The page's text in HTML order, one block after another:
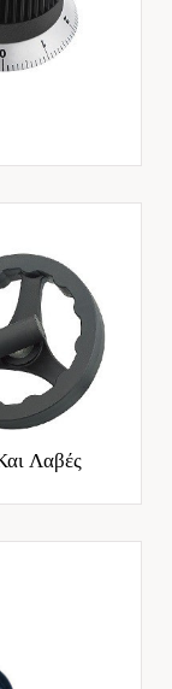
Λαβές